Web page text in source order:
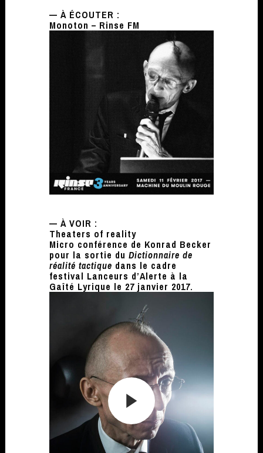
— À ÉCOUTER :
Monoton – Rinse FM
— À VOIR :
Theaters of reality
Micro conférence de Konrad Becker
pour la sortie du Dictionnaire de
réalité tactique dans le cadre
festival Lanceurs d’Alerte à la
Gaîté Lyrique le 27 janvier 2017.